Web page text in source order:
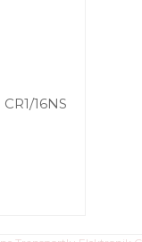
16NS